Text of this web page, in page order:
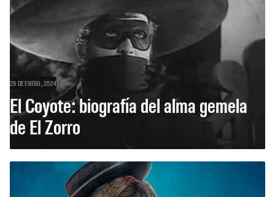
28 DE ENERO, 2024
El Coyote: biografía del alma gemela
de El Zorro